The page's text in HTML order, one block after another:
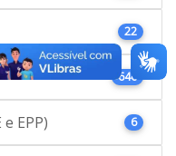
22
646
EPP) 6